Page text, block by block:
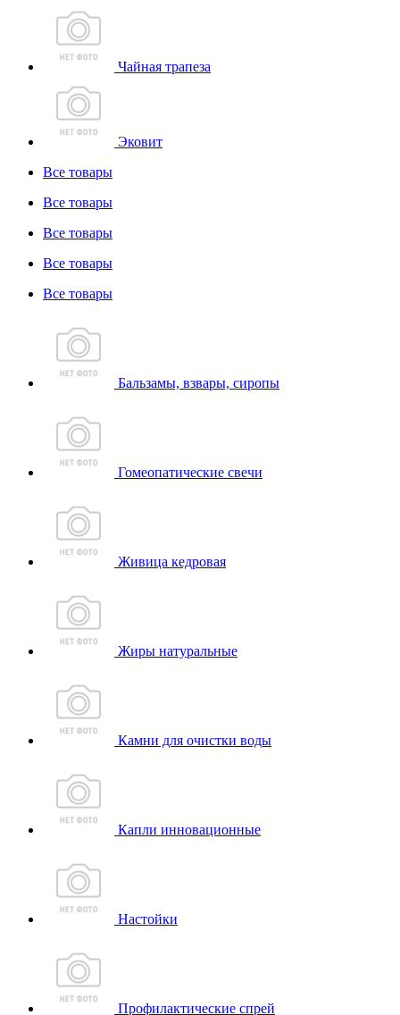
Чайная трапеза
Эковит
Все товары
Все товары
Все товары
Все товары
Все товары
Бальзамы, взвары, сиропы
Гомеопатические свечи
Живица кедровая
Жиры натуральные
Камни для очистки воды
Капли инновационные
Настойки
Профилактические спрей